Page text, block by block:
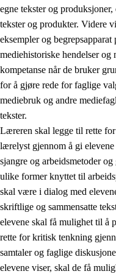
egne tekster og
tekster og produkter. Videre
eksempler og
mediehistoriske hendelser og
kompetanse når de bruker
for å gjøre rede for faglige
mediebruk og andre
tekster.
Læreren skal legge til rette
lærelyst gjennom å gi
sjangre og arbeidsmetoder
ulike former knyttet til
skal være i dialog med
skriftlige og sammensatte
elevene skal få mulighet til å
rette for kritisk tenkning
samtaler og faglige
elevene viser, skal de få